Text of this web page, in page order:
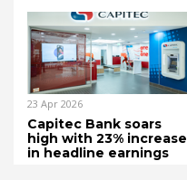
23 Apr 2026
Capitec Bank soars
high with 23% increase
in headline earnings